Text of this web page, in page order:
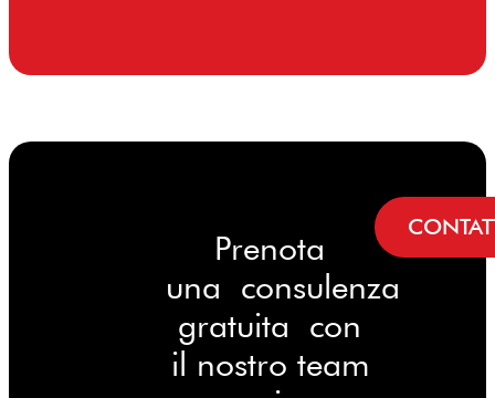
Prenota
una consulenza
gratuita con
il nostro team